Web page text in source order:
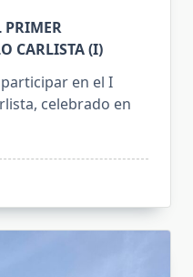
PRIMER
CARLISTA (I)
en el I
celebrado en